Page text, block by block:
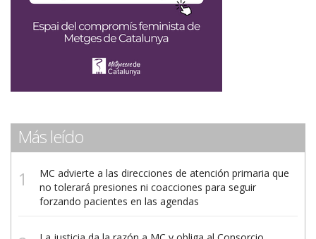
Más leído
MC advierte a las direcciones de atención primaria que
no tolerará presiones ni coacciones para seguir
forzando pacientes en las agendas